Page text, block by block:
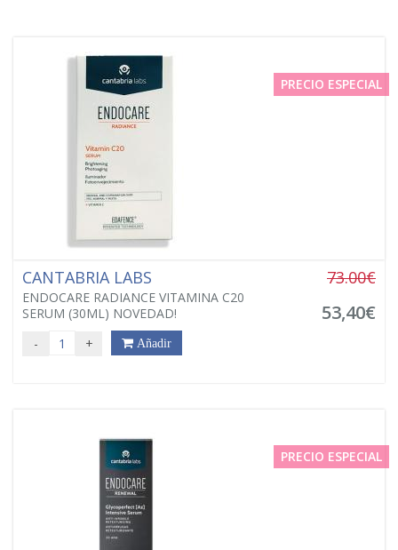
PRECIO ESPECIAL
CANTABRIA LABS
ENDOCARE RADIANCE VITAMINA C20
SERUM (30ML) NOVEDAD!
73.00€
53,40€
- + Añadir
PRECIO ESPECIAL